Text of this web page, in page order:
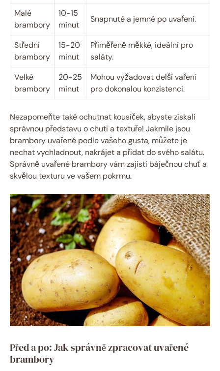
Malé
brambory
10-15
minut
Snapnuté a jemné po uvaření.
Střední
brambory
15-20
minut
Přiměřeně měkké, ideální pro
saláty.
Velké
brambory
20-25
minut
Mohou vyžadovat delší vaření
pro dokonalou konzistenci.
Nezapomeňte také ochutnat kousíček, abyste získali
správnou představu o chuti a textuře! Jakmile jsou
brambory uvařené podle vašeho gusta, můžete je
nechat vychladnout, nakrájet a přidat do svého salátu.
Správně uvařené brambory vám zajistí báječnou chuť a
skvělou texturu ve vašem pokrmu.
Před a po: Jak správně zpracovat uvařené
brambory